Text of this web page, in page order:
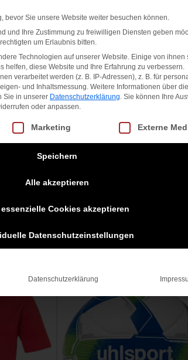
bevor Sie unsere Website weiter besuchen können.
und Ihre Zustimmung zu freiwilligen Diensten geben
um Erlaubnis bitten.
Technologien auf unserer Website. Einige von ihnen
helfen, diese Website und Ihre Erfahrung zu verbessern.
verarbeitet werden (z. B. IP-Adressen), z. B. für
und Inhaltsmessung. Weitere Informationen über die
Sie in unserer Datenschutzerklärung Sie können Ihre
oder anpassen.
Gruppen, für die eine Einwilligung erteilt
Marketing Externe
Speichern
Alle akzeptieren
essenzielle Cookies akzeptieren
Datenschutzeinstellungen
Datenschutzerklärung